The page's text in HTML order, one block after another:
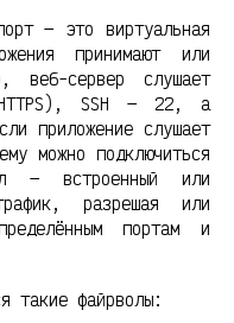
— это виртуальная
принимают или
веб-сервер слушает
SSH — 22, а
приложение слушает
можно подключиться
— встроенный или
разрешая или
портам и
такие файрволы: